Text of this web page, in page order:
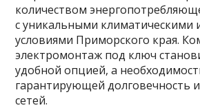
количеством
с уникальными
условиями Приморского края.
электромонтаж под ключ
удобной опцией, а
гарантирующей долговечность
сетей.